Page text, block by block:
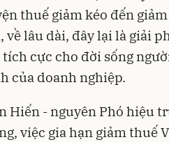
thuế giảm kéo đến
lâu dài, đây lại là giải
cực cho đời sống
của doanh nghiệp.
Hiến - nguyên Phó hiệu
việc gia hạn giảm thuế